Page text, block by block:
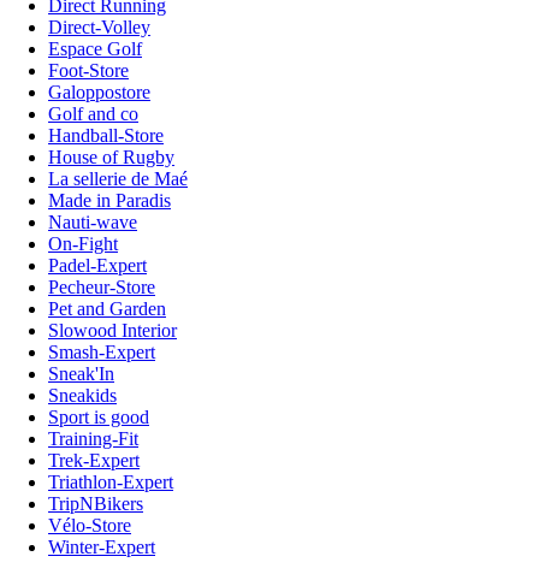
Direct Running
Direct-Volley
Espace Golf
Foot-Store
Galoppostore
Golf and co
Handball-Store
House of Rugby
La sellerie de Maé
Made in Paradis
Nauti-wave
On-Fight
Padel-Expert
Pecheur-Store
Pet and Garden
Slowood Interior
Smash-Expert
Sneak'In
Sneakids
Sport is good
Training-Fit
Trek-Expert
Triathlon-Expert
TripNBikers
Vélo-Store
Winter-Expert